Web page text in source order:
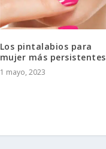
Los pintalabios para
mujer más persistentes
1 mayo, 2023